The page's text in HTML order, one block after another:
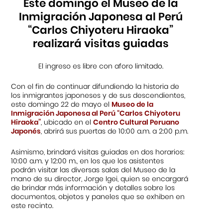
Inmigración Japonesa al Perú
“Carlos Chiyoteru Hiraoka”
realizará visitas guiadas
El ingreso es libre con aforo limitado.
Con el fin de continuar difundiendo la historia de
los inmigrantes japoneses y de sus descendientes,
este domingo 22 de mayo elMuseo de la
Inmigración Japonesa al Perú “Carlos Chiyoteru
Hiraoka”, ubicado en elCentro Cultural Peruano
Japonés, abrirá sus puertas de 10:00 a.m. a 2:00 p.m.
Asimismo, brindará visitas guiadas en dos horarios:
10:00 a.m. y 12:00 m., en los que los asistentes
podrán visitar las diversas salas del Museo de la
mano de su director, Jorge Igei, quien se encargará
de brindar más información y detalles sobre los
documentos, objetos y paneles que se exhiben en
este recinto.